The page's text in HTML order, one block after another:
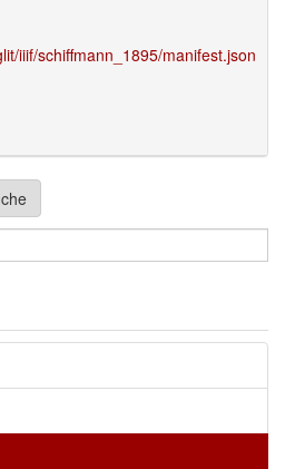
iiif/schiffmann_1895/manifest.json